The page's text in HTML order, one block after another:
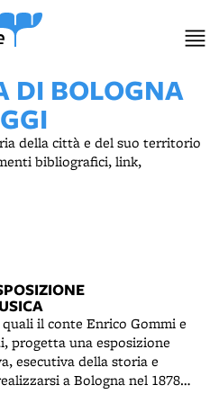
DI BOLOGNA
della città e del suo territorio
bibliografici, link,
il conte Enrico Gommi e
progetta una esposizione
esecutiva della storia e
a Bologna nel 1878.
all'esigenza di